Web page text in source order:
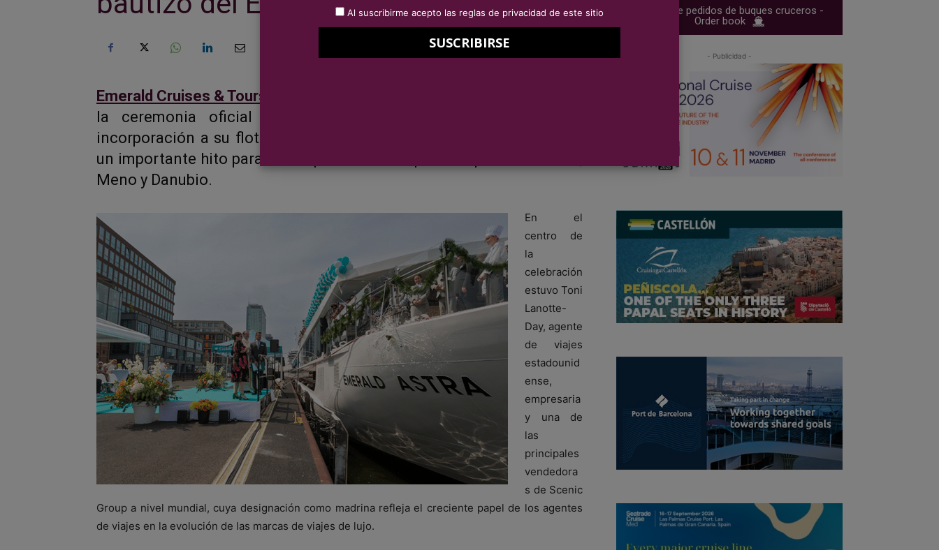
Emerald Cruises & Tours
la ceremonia oficial de bautizo del Emerald Astra, la nueva
incorporación a su flota europea de diez barcos fluviales, marcando
un importante hito para la compañía en su expansión por los ríos Rin,
Meno y Danubio.
En el
centro de
la
celebración
estuvo Toni
Lanotte-
Day, agente
de viajes
estadounid
ense,
empresaria
y una de
las
principales
vendedora
s de Scenic
Group a nivel mundial, cuya designación como madrina refleja el creciente papel de los agentes
de viajes en la evolución de las marcas de viajes de lujo.
Cartera de pedidos de buques cruceros -
Order book
- Publicidad -
Al suscribirme acepto las reglas de privacidad de este sitio